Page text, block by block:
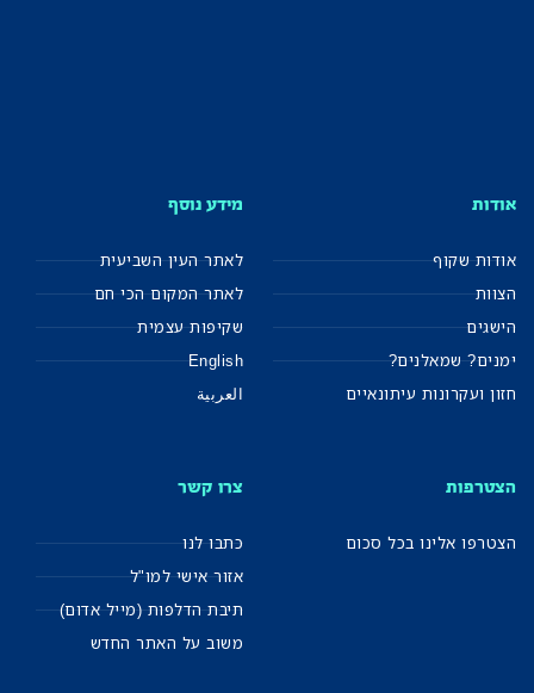
אודות
אודות שקוף
הצוות
הישגים
ימנים? שמאלנים?
חזון ועקרונות עיתונאיים
מידע נוסף
לאתר העין השביעית
לאתר המקום הכי חם
שקיפות עצמית
English
العربية
הצטרפות
הצטרפו אלינו בכל סכום
צרו קשר
כתבו לנו
אזור אישי למו"ל
תיבת הדלפות (מייל אדום)
משוב על האתר החדש